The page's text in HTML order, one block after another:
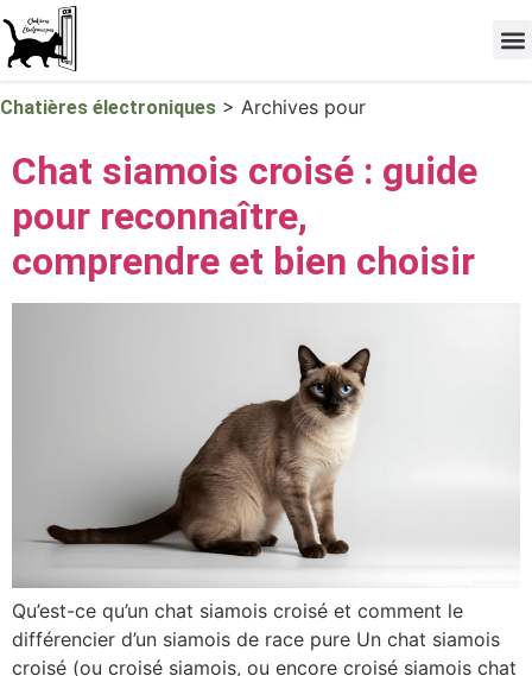
Chatières électroniques > Archives pour
Chat siamois croisé : guide
pour reconnaître,
comprendre et bien choisir
Qu’est-ce qu’un chat siamois croisé et comment le
différencier d’un siamois de race pure Un chat siamois
croisé (ou croisé siamois, ou encore croisé siamois chat